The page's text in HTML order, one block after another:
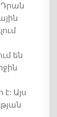
Դրան
են
է: Այս